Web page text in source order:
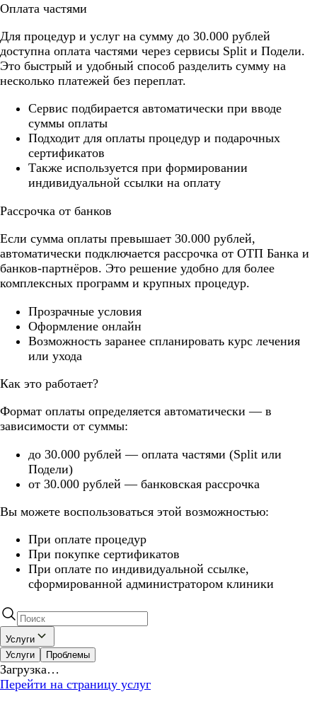
Оплата частями
Для процедур и услуг на сумму до 30.000 рублей
доступна оплата частями через сервисы Split и Подели.
Это быстрый и удобный способ разделить сумму на
несколько платежей без переплат.
Cервис подбирается автоматически при вводе
суммы оплаты
Подходит для оплаты процедур и подарочных
сертификатов
Также используется при формировании
индивидуальной ссылки на оплату
Рассрочка от банков
Если сумма оплаты превышает 30.000 рублей,
автоматически подключается рассрочка от ОТП Банка и
банков-партнёров. Это решение удобно для более
комплексных программ и крупных процедур.
Прозрачные условия
Оформление онлайн
Возможность заранее спланировать курс лечения
или ухода
Как это работает?
Формат оплаты определяется автоматически — в
зависимости от суммы:
до 30.000 рублей — оплата частями (Split или
Подели)
от 30.000 рублей — банковская рассрочка
Вы можете воспользоваться этой возможностью:
При оплате процедур
При покупке сертификатов
При оплате по индивидуальной ссылке,
сформированной администратором клиники
Услуги
Услуги
Проблемы
Загрузка…
Перейти на страницу услуг